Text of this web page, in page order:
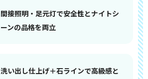
間接照明・足元灯で安全性とナイトシ
ーンの品格を両立
洗い出し仕上げ＋石ラインで高級感と